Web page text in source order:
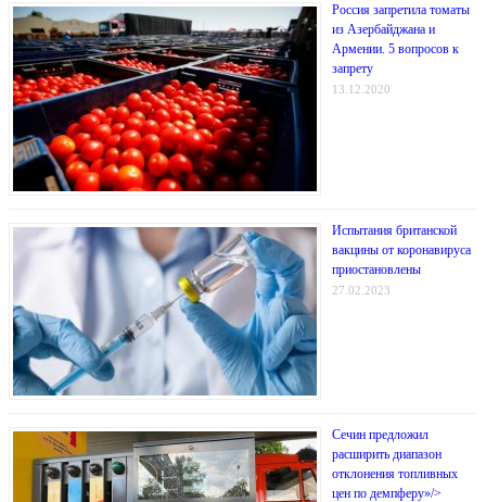
Россия запретила томаты
из Азербайджана и
Армении. 5 вопросов к
запрету
13.12.2020
Испытания британской
вакцины от коронавируса
приостановлены
27.02.2023
Сечин предложил
расширить диапазон
отклонения топливных
цен по демпферу»/>